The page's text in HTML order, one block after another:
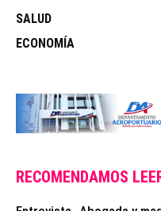
SALUD
ECONOMÍA
RECOMENDAMOS